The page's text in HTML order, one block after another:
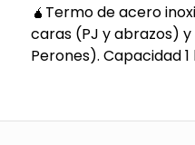
🧉Termo de acero
caras (PJ y abrazos)
Perones). Capacidad 1